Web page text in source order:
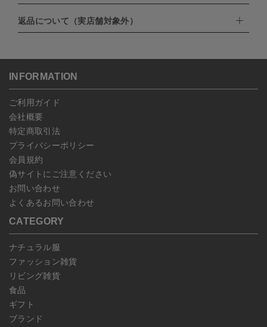
・PayPay
・NP後払い
北海道：1,400円
沖縄：1,400円
ご注文日当日から翌日のAM9:00までにご連絡頂いた場合はキャン
セルは可能です。
ンセルしていただいた後、ご希望の商品のみ再度ご注文お願いしま
予約商品など一部キャンセルが出来ない場合がございます。あらか
じめご了承ください。
返品について（実店舗対象外）
こちらよりご依頼ください。
INFORMATION
ご利用ガイド
会社概要
特定商取引法
プライバシーポリシー
会員規約
偽サイトにご注意ください
お問い合わせ
よくあるお問い合わせ
CATEGORY
ナチュラル服
ファッション雑貨
リビング雑貨
食品
ギフト
ブランド